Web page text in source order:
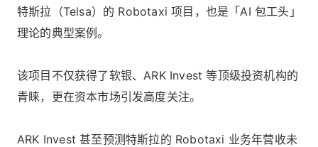
特斯拉（Telsa）的 Robotaxi 项目，也是「AI 包工头」
理论的典型案例。
该项目不仅获得了软银、ARK Invest 等顶级投资机构的
青睐，更在资本市场引发高度关注。
ARK Invest 甚至预测特斯拉的 Robotaxi 业务年营收未